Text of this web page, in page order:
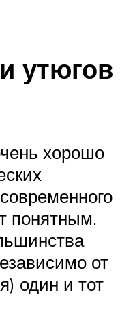
утюгов
хорошо
понятным.
от
один и тот